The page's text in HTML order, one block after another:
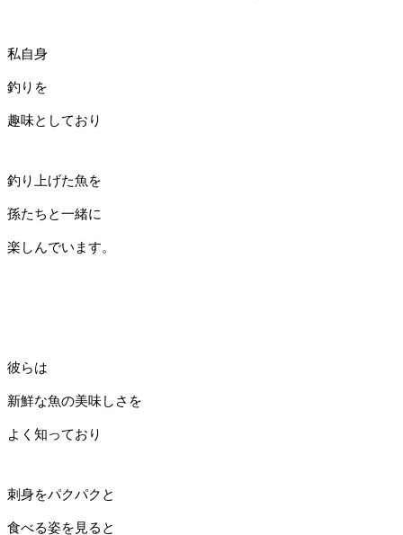
私自身
釣りを
趣味としており
釣り上げた魚を
孫たちと一緒に
楽しんでいます。
彼らは
新鮮な魚の美味しさを
よく知っており
刺身をパクパクと
食べる姿を見ると